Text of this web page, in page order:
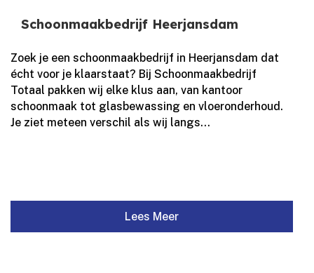
Schoonmaakbedrijf Heerjansdam
Zoek je een schoonmaakbedrijf in Heerjansdam dat
écht voor je klaarstaat? Bij Schoonmaakbedrijf
Totaal pakken wij elke klus aan, van kantoor
schoonmaak tot glasbewassing en vloeronderhoud.​
Je ziet meteen verschil als wij langs...
Lees Meer